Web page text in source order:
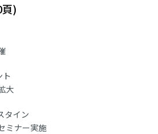
)
ト
大
タイン
ミナー実施